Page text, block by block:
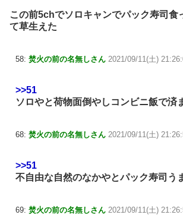
この前5chでソロキャンでパック寿司食
て草生えた
58: 焚火の前の名無しさん 2021/09/11(土)
>>51
ソロやと荷物面倒やしコンビニ飯で済
68: 焚火の前の名無しさん 2021/09/11(土)
>>51
不自由な自然のなかやとパック寿司う
69: 焚火の前の名無しさん 2021/09/11(土)